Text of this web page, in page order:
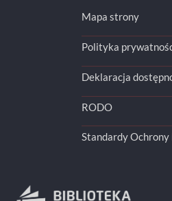
Mapa strony
Polityka
Deklaracja
RODO
Standardy Ochrony